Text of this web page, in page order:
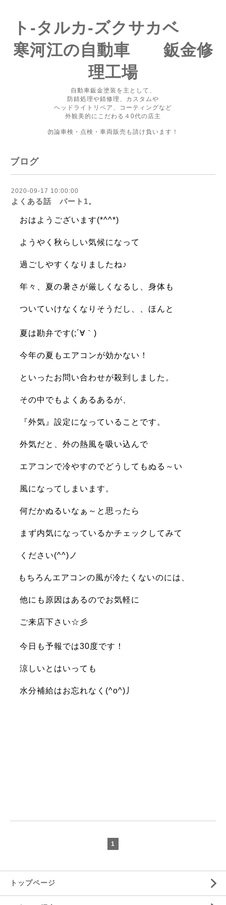
ト-タルカ-ズクサカベ
寒河江の自動車 鈑金修
理工場
自動車鈑金塗装を主として、
防錆処理や錆修理、カスタムや
ヘッドライトリペア、コーティングなど
外観美的にこだわる４0代の店主
勿論車検・点検・車両販売も請け負います！
ブログ
2020-09-17 10:00:00
よくある話 パート1。
おはようございます(*^^*)
ようやく秋らしい気候になって
過ごしやすくなりましたね♪
年々、夏の暑さが厳しくなるし、身体も
ついていけなくなりそうだし、、ほんと
夏は勘弁です(;´∀｀)
今年の夏も エアコンが効かない！
といったお問い合わせが殺到しました。
その中でもよくあるあるが、
『外気』設定になっていることです。
外気だと、外の熱風を吸い込んで
エアコンで冷やすのでどうしてもぬる～い
風になってしまいます。
何だかぬるいなぁ～と思ったら
まず内気になっているかチェックしてみて
ください(^^)ノ
もちろんエアコンの風が冷たくないのには、
他にも原因はあるのでお気軽に
ご来店下さい☆彡
今日も予報では30度です！
涼しいとはいっても
水分補給はお忘れなく(^o^)丿
1
トップページ